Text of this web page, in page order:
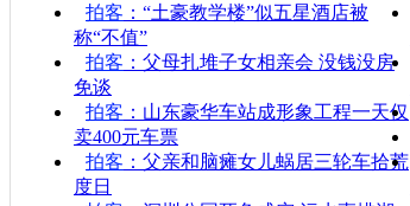
拍客 ：“土豪教学楼”似五星酒店被
称“不值”
拍客 ：父母扎堆子女相亲会 没钱没房
免谈
拍客 ：山东豪华车站成形象工程一天仅
卖400元车票
拍客 ：父亲和脑瘫女儿蜗居三轮车拾荒
度日